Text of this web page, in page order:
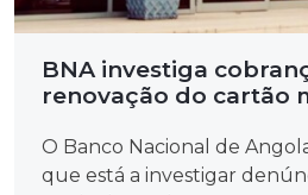
BNA investiga
renovação do cartão
O Banco Nacional de
que está a investigar